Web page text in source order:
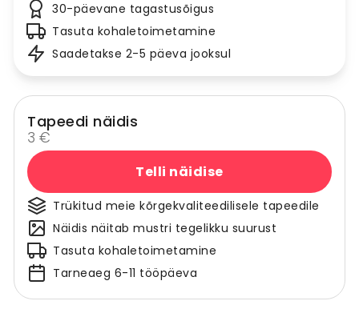
30-päevane tagastusõigus
Tasuta kohaletoimetamine
Saadetakse 2-5 päeva jooksul
Tapeedi näidis
3 €
Telli näidise
Trükitud meie kõrgekvaliteedilisele tapeedile
Näidis näitab mustri tegelikku suurust
Tasuta kohaletoimetamine
Tarneaeg 6-11 tööpäeva